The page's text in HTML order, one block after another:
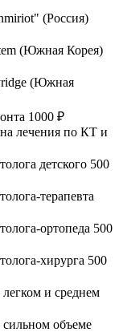
(Россия)
(Южная Корея)
(Южная
1000 ₽
лечения по КТ и
детского 500
терапевта
ортопеда 500
хирурга 500
и среднем
объеме